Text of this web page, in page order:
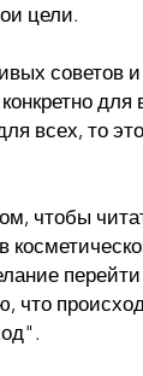
цели.
советов
для
всех, то
чтобы
что